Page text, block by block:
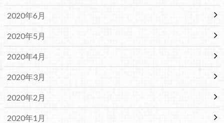
2020年6月
2020年5月
2020年4月
2020年3月
2020年2月
2020年1月